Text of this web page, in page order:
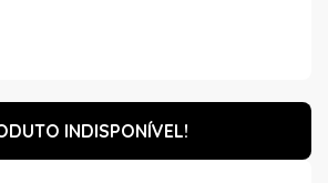
INDISPONÍVEL!